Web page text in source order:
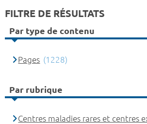
FILTRE DE RÉSULTATS
Par type de contenu
Pages (1228)
Par rubrique
Centres maladies rares et centres